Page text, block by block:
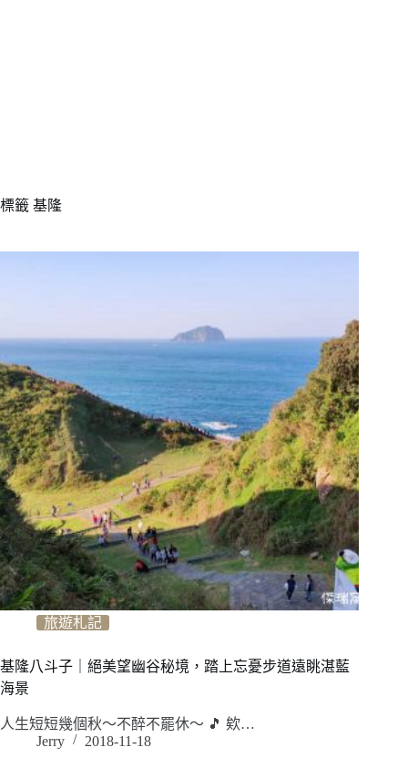
標籤 基隆
旅遊札記
基隆八斗子｜絕美望幽谷秘境，踏上忘憂步道遠眺湛藍
海景
人生短短幾個秋～不醉不罷休～ 🎵 欸…
Jerry
2018-11-18